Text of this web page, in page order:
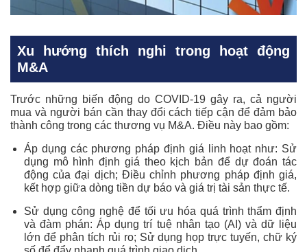
Xu hướng thích nghi trong hoạt động
M&A
Trước những biến động do COVID-19 gây ra, cả người
mua và người bán cần thay đổi cách tiếp cận để đảm bảo
thành công trong các thương vụ M&A. Điều này bao gồm:
Áp dụng các phương pháp định giá linh hoạt như: Sử
dụng mô hình định giá theo kịch bản để dự đoán tác
động của đại dịch; Điều chỉnh phương pháp định giá,
kết hợp giữa dòng tiền dự báo và giá trị tài sản thực tế.
Sử dụng công nghệ để tối ưu hóa quá trình thẩm định
và đàm phán:Áp dụng trí tuệ nhân tạo (AI) và dữ liệu
lớn để phân tích rủi ro; Sử dụng họp trực tuyến, chữ ký